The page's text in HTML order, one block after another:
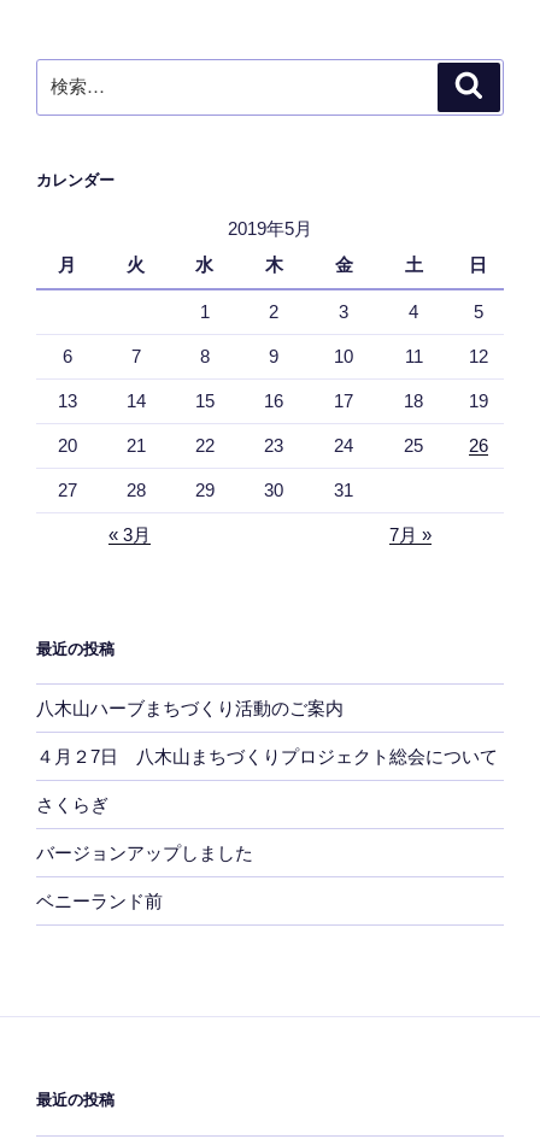
索:
カレンダー
2019年5月
月
火 水 木 金 土 日
1 2 3 4 5
6 7 8 9 10 11 12
13 14 15 16 17 18 19
20 21 22 23 24 25 26
27 28 29 30 31
« 3月 7月 »
最近の投稿
八木山ハーブまちづくり活動のご案内
４月２7日 八木山まちづくりプロジェクト総会について
さくらぎ
バージョンアップしました
ベニーランド前
最近の投稿